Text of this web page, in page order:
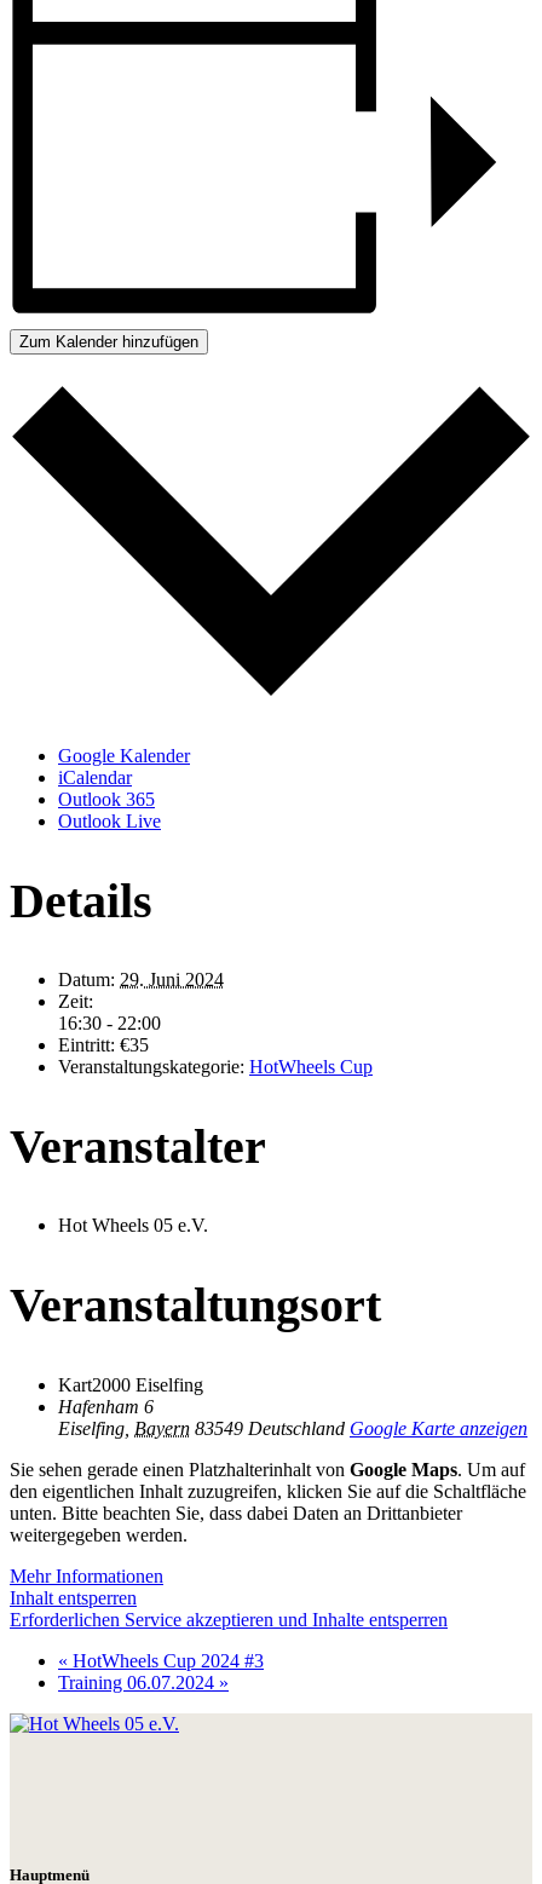
Zum Kalender hinzufügen
Google Kalender
iCalendar
Outlook 365
Outlook Live
Details
Datum: 29. Juni 2024
Zeit:
16:30 - 22:00
Eintritt: €35
Veranstaltungskategorie: HotWheels Cup
Veranstalter
Hot Wheels 05 e.V.
Veranstaltungsort
Kart2000 Eiselfing
Hafenham 6
Eiselfing Bayern 83549 Deutschland Google Karte anzeigen
Sie sehen gerade einen Platzhalterinhalt von Google Maps. Um auf
den eigentlichen Inhalt zuzugreifen, klicken Sie auf die Schaltfläche
unten. Bitte beachten Sie, dass dabei Daten an Drittanbieter
weitergegeben werden.
Mehr Informationen
Inhalt entsperren
Erforderlichen Service akzeptieren und Inhalte entsperren
« HotWheels Cup 2024 #3
Training 06.07.2024 »
Hauptmenü